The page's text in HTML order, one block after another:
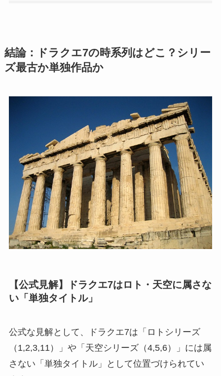
結論：ドラクエ7の時系列はどこ？シリー
ズ最古か単独作品か
【公式見解】ドラクエ7はロト・天空に属さな
い「単独タイトル」
公式な見解として、ドラクエ7は「ロトシリーズ
（1,2,3,11）」や「天空シリーズ（4,5,6）」には属
さない「単独タイトル」として位置づけられてい